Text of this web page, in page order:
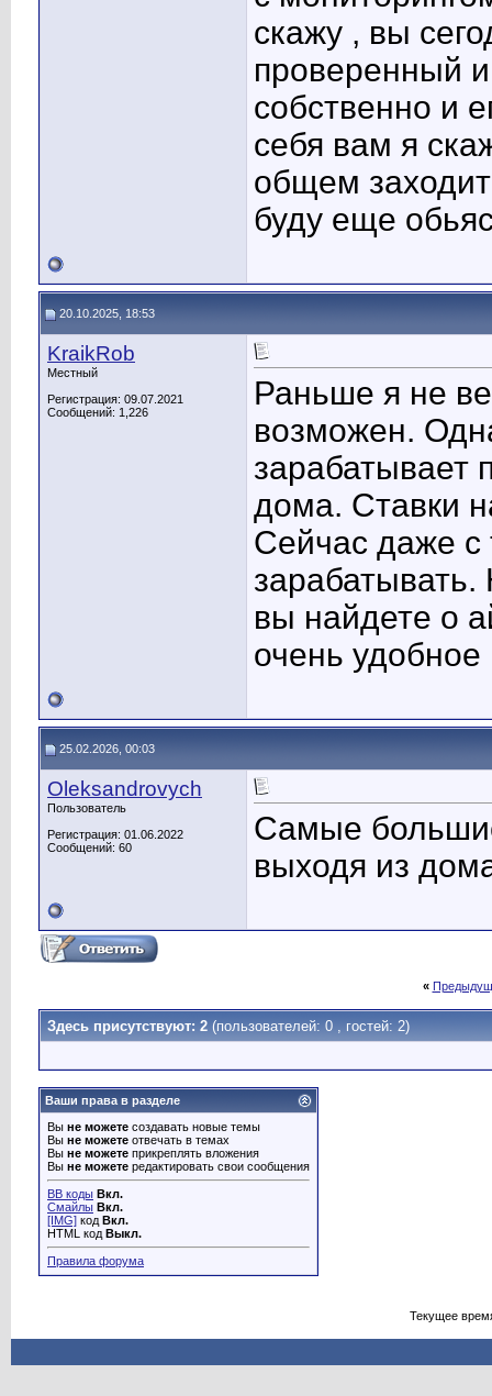
скажу , вы
проверенный
собственно и
себя вам я
общем
буду еще
20.10.2025, 18:53
KraikRob
Местный
Регистрация: 09.07.2021
Сообщений: 1,226
Раньше я не
возможен.
зарабатывает
дома. Ставки
Сейчас даже
вы найдете о
очень удобное
25.02.2026, 00:03
Oleksandrovych
Пользователь
Регистрация: 01.06.2022
Сообщений: 60
Самые
выходя из
«
Здесь присутствуют: 2 (пользователей: 0 , гостей: 2)
Ваши права в разделе
Вы не можете создавать новые темы
Вы не можете отвечать в темах
Вы не можете прикреплять вложения
Вы не можете редактировать свои сообщения
BB коды Вкл.
Смайлы Вкл.
[IMG] код Вкл.
HTML код Выкл.
Правила форума
Текущее